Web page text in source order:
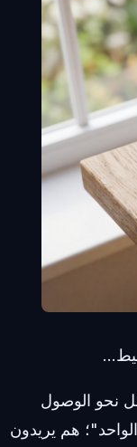
نحو الوصول
هم يريدون